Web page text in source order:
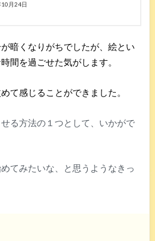
月24日
暗くなりがちでしたが、絵とい
間を過ごせた気がします。
て感じることができました。
る方法の１つとして、いかがで
てみたいな、と思うようなきっ